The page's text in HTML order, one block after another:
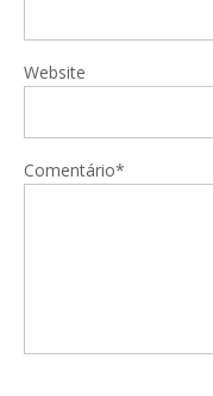
Website
Comentário*